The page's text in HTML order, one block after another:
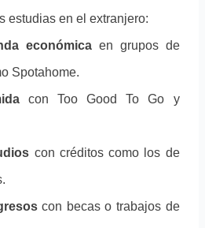
estudias en el extranjero:
económica en grupos de
Spotahome.
con Too Good To Go y
con créditos como los de
con becas o trabajos de